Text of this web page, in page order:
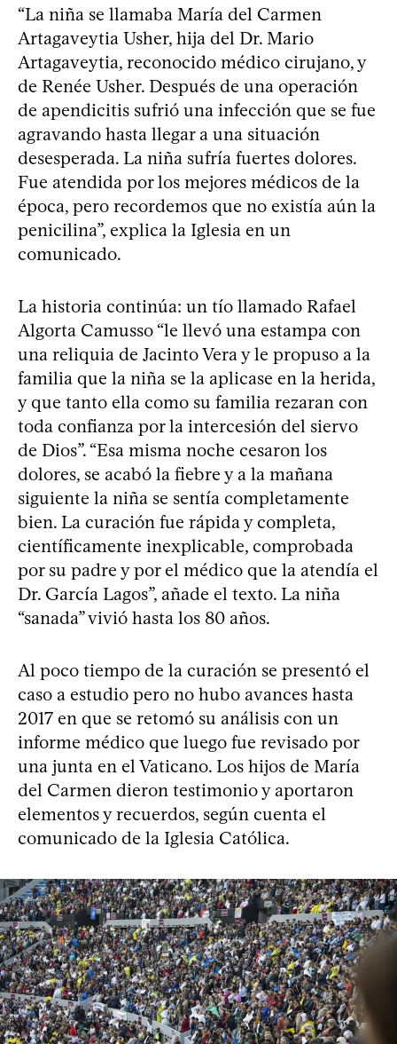
“La niña se llamaba María del Carmen
Artagaveytia Usher, hija del Dr. Mario
Artagaveytia, reconocido médico cirujano, y
de Renée Usher. Después de una operación
de apendicitis sufrió una infección que se fue
agravando hasta llegar a una situación
desesperada. La niña sufría fuertes dolores.
Fue atendida por los mejores médicos de la
época, pero recordemos que no existía aún la
penicilina”, explica la Iglesia en un
comunicado.
La historia continúa: un tío llamado Rafael
Algorta Camusso “le llevó una estampa con
una reliquia de Jacinto Vera y le propuso a la
familia que la niña se la aplicase en la herida,
y que tanto ella como su familia rezaran con
toda confianza por la intercesión del siervo
de Dios”. “Esa misma noche cesaron los
dolores, se acabó la fiebre y a la mañana
siguiente la niña se sentía completamente
bien. La curación fue rápida y completa,
científicamente inexplicable, comprobada
por su padre y por el médico que la atendía el
Dr. García Lagos”, añade el texto. La niña
“sanada” vivió hasta los 80 años.
Al poco tiempo de la curación se presentó el
caso a estudio pero no hubo avances hasta
2017 en que se retomó su análisis con un
informe médico que luego fue revisado por
una junta en el Vaticano. Los hijos de María
del Carmen dieron testimonio y aportaron
elementos y recuerdos, según cuenta el
comunicado de la Iglesia Católica.